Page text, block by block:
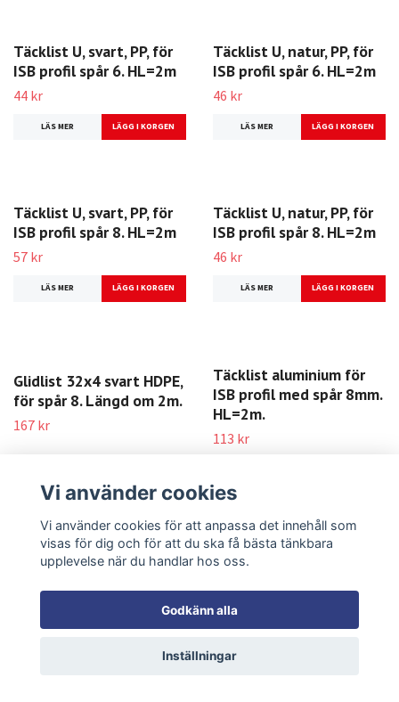
Täcklist U, svart, PP, för
ISB profil spår 6. HL=2m
44 kr
LÄS MER
Täcklist U, natur, PP, för
ISB profil spår 6. HL=2m
46 kr
LÄS MER
ISB profil spår 8. HL=2m
57 kr
LÄS MER
ISB profil spår 8. HL=2m
LÄS MER
Vi använder cookies
Vi använder cookies för att anpassa det innehåll som
visas för dig och för att du ska få bästa tänkbara
upplevelse när du handlar hos oss.
Godkänn alla
Inställningar